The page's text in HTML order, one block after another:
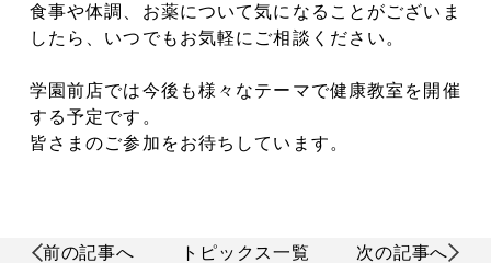
食事や体調、お薬について気になることがございま
したら、いつでもお気軽にご相談ください。
学園前店では今後も様々なテーマで健康教室を開催
する予定です。
皆さまのご参加をお待ちしています。
前の記事へ トピックス一覧 次の記事へ